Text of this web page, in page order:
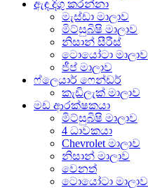
ඇඳ දිගු කරන්නා
මැස්ඩා මාලාව
මිට්සුබිෂි මාලාව
නිසාන් සීරීස්
ටොයෝටා මාලාව
ජීප් මාලාව
ෆ්ලෙයාර් ෆෙන්ඩර්
කැඩිලැක් මාලාව
මඩ ආරක්ෂකයා
මිට්සුබිෂි මාලාව
4 ධාවකයා
Chevrolet මාලාව
නිසාන් මාලාව
වෙනත්
ටොයෝටා මාලාව